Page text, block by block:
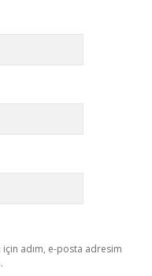
için adım, e-posta adresim